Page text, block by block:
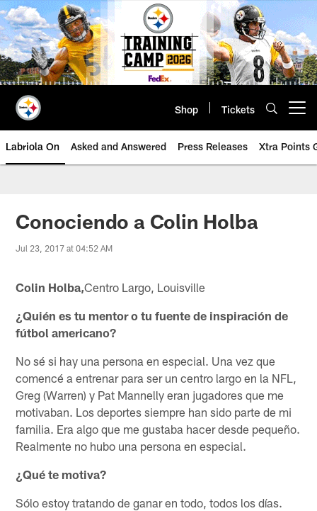
Skip
to
main
content
Shop Tickets
Labriola On Asked and Answered Press Releases Xtra Points
Conociendo a Colin Holba
Jul 23, 2017 at 04:52 AM
Colin Holba,Centro Largo, Louisville
¿Quién es tu mentor o tu fuente de inspiración de
fútbol americano?
No sé si hay una persona en especial. Una vez que
comencé a entrenar para ser un centro largo en la NFL,
Greg (Warren) y Pat Mannelly eran jugadores que me
motivaban. Los deportes siempre han sido parte de mi
familia. Era algo que me gustaba hacer desde pequeño.
Realmente no hubo una persona en especial.
¿Qué te motiva?
Sólo estoy tratando de ganar en todo, todos los días.